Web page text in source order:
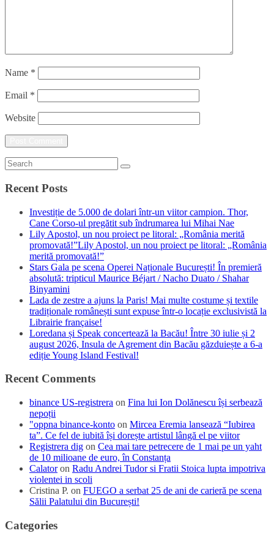
Name *
Email *
Website
Recent Posts
Investiție de 5.000 de dolari într-un viitor campion. Thor,
Cane Corso-ul pregătit sub îndrumarea lui Mihai Nae
Lily Apostol, un nou proiect pe litoral: „România merită
promovată!”Lily Apostol, un nou proiect pe litoral: „România
merită promovată!”
Stars Gala pe scena Operei Naționale București! În premieră
absolută: tripticul Maurice Béjart / Nacho Duato / Shahar
Binyamini
Lada de zestre a ajuns la Paris! Mai multe costume și textile
tradiționale românești sunt expuse într-o locație exclusivistă la
Librairie française!
Loredana și Speak concertează la Bacău! Între 30 iulie și 2
august 2026, Insula de Agrement din Bacău găzduiește a 6-a
ediție Young Island Festival!
Recent Comments
binance US-registrera on Fina lui Ion Dolănescu își serbează
nepoții
"oppna binance-konto on Mircea Eremia lansează “Iubirea
ta”. Ce fel de iubită își dorește artistul lângă el pe viitor
Registrera dig on Cea mai tare petrecere de 1 mai pe un yaht
de 10 milioane de euro, în Constanța
Calatoron Radu Andrei Tudor si Fratii Stoica lupta impotriva
violentei in scoli
Cristina P. on FUEGO a serbat 25 de ani de carieră pe scena
Sălii Palatului din București!
Categories